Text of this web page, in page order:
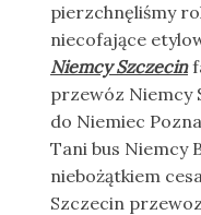
pierzchnęliśmy
niecofające
Niemcy Szczecin
przewóz Niemcy
do Niemiec
Tani bus Niemcy
niebożątkiem
Szczecin